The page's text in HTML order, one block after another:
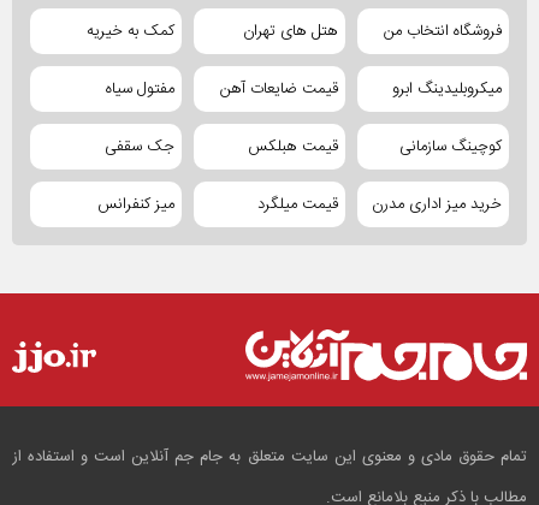
فروشگاه انتخاب من هتل های تهران کمک به خیریه
میکروبلیدینگ ابرو قیمت ضایعات آهن مفتول سیاه
کوچینگ سازمانی قیمت هبلکس جک سقفی
خرید میز اداری مدرن قیمت میلگرد میز کنفرانس
تمام حقوق مادی و معنوی این سایت متعلق به جام جم آنلاین است و استفاده از
مطالب با ذکر منبع بلامانع است.